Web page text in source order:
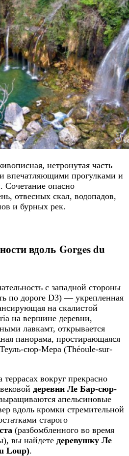
нетронутая часть
впечатляющими прогулками и
опасно
отвесных скал, водопадов,
и бурных рек.
вдоль Gorges du
с западной стороны
по дороге D3) — укрепленная
на скалистой
на вершине деревни,
лавкамт, открывается
панорама, простирающаяся
сюр-Мера (Théoule-sur-
вокруг прекрасно
деревни Ле Бар-сюр-
апельсиновые
вдоль кромки стремительной
старого
(разбомбленного во время
вы найдете деревушку Ле
Loup).